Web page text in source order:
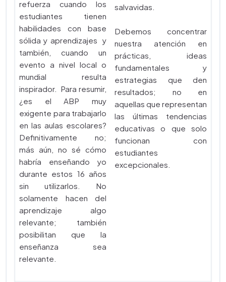
refuerza cuando los
estudiantes tienen
habilidades con base
sólida y aprendizajes y
también, cuando un
evento a nivel local o
mundial resulta
inspirador. Para resumir,
¿es el ABP muy
exigente para trabajarlo
en las aulas escolares?
Definitivamente no;
más aún, no sé cómo
habría enseñando yo
durante estos 16 años
sin utilizarlos. No
solamente hacen del
aprendizaje algo
relevante; también
posibilitan que la
enseñanza sea
relevante.
salvavidas.
Debemos concentrar
nuestra atención en
prácticas, ideas
fundamentales y
estrategias que den
resultados; no en
aquellas que representan
las últimas tendencias
educativas o que solo
funcionan con
estudiantes
excepcionales.